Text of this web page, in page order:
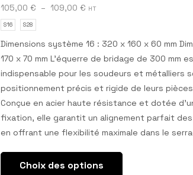
105,00 € – 109,00 € HT
S16 S28
Dimensions système 16 : 320 x 160 x 60 mm
170 x 70 mm L’équerre de bridage de 300 mm
indispensable pour les soudeurs et métalliers
positionnement précis et rigide de leurs
Conçue en acier haute résistance et dotée
fixation, elle garantit un alignement parfait
en offrant une flexibilité maximale dans le
Choix des options